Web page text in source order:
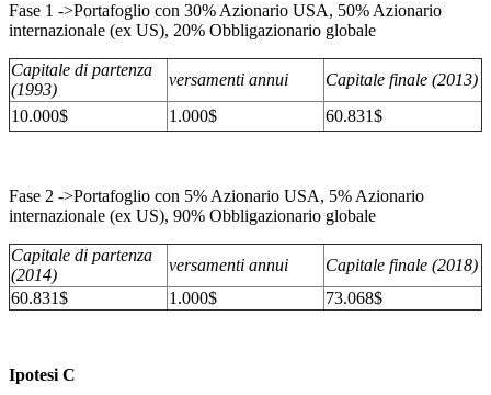
Fase 1 ->Portafoglio con 30% Azionario USA, 50% Azionario
internazionale (ex US), 20% Obbligazionario globale
Capitale di partenza
(1993)
versamenti annui
Capitale finale (2013)
10.000$
1.000$ 60.831$
Fase 2 ->Portafoglio con 5% Azionario USA, 5% Azionario
internazionale (ex US), 90% Obbligazionario globale
Capitale di partenza
(2014)
versamenti annui
Capitale finale (2018)
60.831$
1.000$ 73.068$
Ipotesi C